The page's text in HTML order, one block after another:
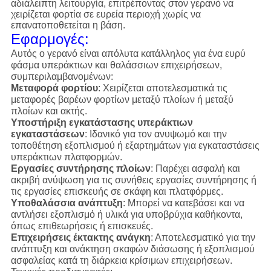
αδιάλειπτη λειτουργία, επιτρέποντας στον γερανό να
χειρίζεται φορτία σε ευρεία περιοχή χωρίς να
επανατοποθετείται η βάση.
Εφαρμογές:
Αυτός ο γερανό είναι απόλυτα κατάλληλος για ένα ευρύ
φάσμα υπεράκτιων και θαλάσσιων επιχειρήσεων,
συμπεριλαμβανομένων:
Μεταφορά φορτίου: Χειρίζεται αποτελεσματικά τις
μεταφορές βαρέων φορτίων μεταξύ πλοίων ή μεταξύ
πλοίων και ακτής.
Υποστήριξη εγκατάστασης υπεράκτιων
εγκαταστάσεων: Ιδανικό για τον ανυψωμό και την
τοποθέτηση εξοπλισμού ή εξαρτημάτων για εγκαταστάσεις
υπεράκτιων πλατφορμών.
Εργασίες συντήρησης πλοίων: Παρέχει ασφαλή και
ακριβή ανύψωση για τις συνήθεις εργασίες συντήρησης ή
τις εργασίες επισκευής σε σκάφη και πλατφόρμες.
Υποθαλάσσια ανάπτυξη: Μπορεί να κατεβάσει και να
αντλήσει εξοπλισμό ή υλικά για υποβρύχια καθήκοντα,
όπως επιθεωρήσεις ή επισκευές.
Επιχειρήσεις έκτακτης ανάγκη: Αποτελεσματικό για την
ανάπτυξη και ανάκτηση σκαφών διάσωσης ή εξοπλισμού
ασφαλείας κατά τη διάρκεια κρίσιμων επιχειρήσεων.